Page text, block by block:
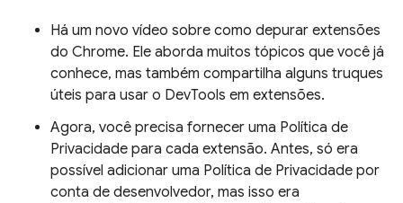
Há um novo vídeo sobre como depurar extensões
do Chrome. Ele aborda muitos tópicos que você já
conhece, mas também compartilha alguns truques
úteis para usar o DevTools em extensões.
Agora, você precisa fornecer uma Política de
Privacidade para cada extensão. Antes, só era
possível adicionar uma Política de Privacidade por
conta de desenvolvedor, mas isso era